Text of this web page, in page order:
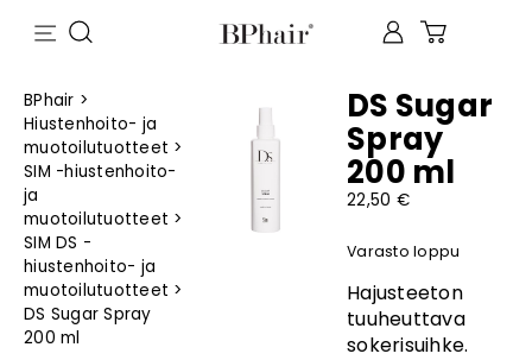
BPhair >
Hiustenhoito- ja
muotoilutuotteet >
SIM -hiustenhoito-
ja
muotoilutuotteet >
SIM DS -
hiustenhoito- ja
muotoilutuotteet >
DS Sugar Spray
200 ml
DS Sugar
Spray
200 ml
22,50 €
Varasto loppu
Hajusteeton
tuuheuttava
sokerisuihke.